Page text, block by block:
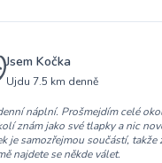
Jsem Kočka
Ujdu 7.5 km denně
náplní. Prošmejdím celé
znám jako své tlapky a nic
je samozřejmou součástí, takže
najdete se někde válet.